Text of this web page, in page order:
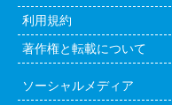
利用規約
著作権と転載について
ソーシャルメディア